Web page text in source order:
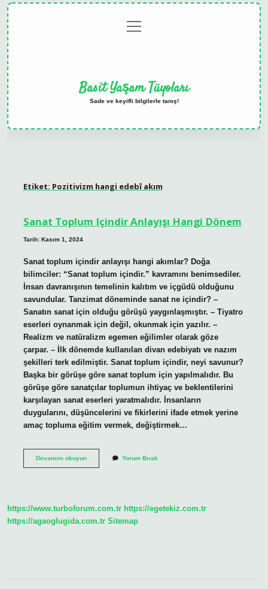
menüyü
aç
Basit Yaşam Tüyoları
Sade ve keyifli bilgilerle tanış!
Etiket: Pozitivizm hangi edebî akım
Sanat Toplum Içindir Anlayışı Hangi Dönem
Tarih: Kasım 1, 2024
Sanat toplum içindir anlayışı hangi akımlar? Doğa
bilimciler: “Sanat toplum içindir.” kavramını benimsediler.
İnsan davranışının temelinin kalıtım ve içgüdü olduğunu
savundular. Tanzimat döneminde sanat ne içindir? –
Sanatın sanat için olduğu görüşü yaygınlaşmıştır. – Tiyatro
eserleri oynanmak için değil, okunmak için yazılır. –
Realizm ve natüralizm egemen eğilimler olarak göze
çarpar. – İlk dönemde kullanılan divan edebiyatı ve nazım
şekilleri terk edilmiştir. Sanat toplum içindir, neyi savunur?
Başka bir görüşe göre sanat toplum için yapılmalıdır. Bu
görüşe göre sanatçılar toplumun ihtiyaç ve beklentilerini
karşılayan sanat eserleri yaratmalıdır. İnsanların
duygularını, düşüncelerini ve fikirlerini ifade etmek yerine
amaç topluma eğitim vermek, değiştirmek…
Devamını okuyunSanat
Yorum Bırak
https://www.turboforum.com.tr https://egetekiz.com.tr
https://agaoglugida.com.tr Sitemap